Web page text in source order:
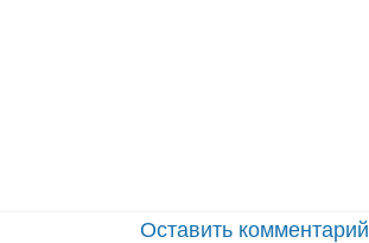
Оставить комментарий